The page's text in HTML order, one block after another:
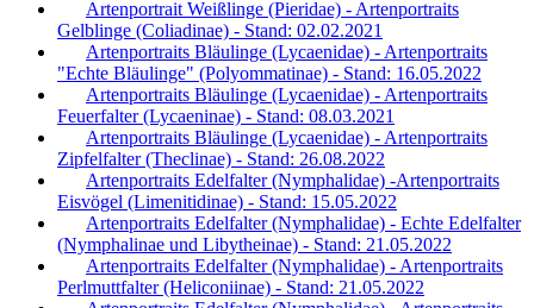
Artenportrait Weißlinge (Pieridae) - Artenportraits
Gelblinge (Coliadinae) - Stand: 02.02.2021
Artenportraits Bläulinge (Lycaenidae) - Artenportraits
"Echte Bläulinge" (Polyommatinae) - Stand: 16.05.2022
Artenportraits Bläulinge (Lycaenidae) - Artenportraits
Feuerfalter (Lycaeninae) - Stand: 08.03.2021
Artenportraits Bläulinge (Lycaenidae) - Artenportraits
Zipfelfalter (Theclinae) - Stand: 26.08.2022
Artenportraits Edelfalter (Nymphalidae) -Artenportraits
Eisvögel (Limenitidinae) - Stand: 15.05.2022
Artenportraits Edelfalter (Nymphalidae) - Echte Edelfalter
(Nymphalinae und Libytheinae) - Stand: 21.05.2022
Artenportraits Edelfalter (Nymphalidae) - Artenportraits
Perlmuttfalter (Heliconiinae) - Stand: 21.05.2022